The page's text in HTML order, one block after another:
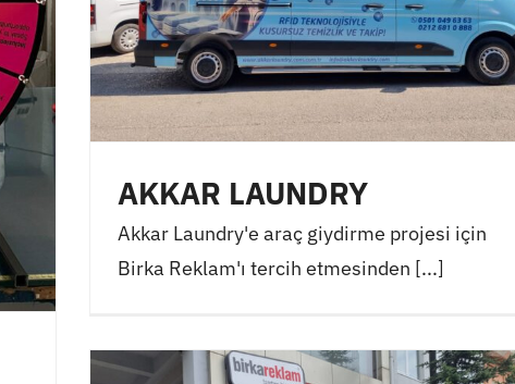
AKKAR LAUNDRY
Akkar Laundry'e araç giydirme projesi için
Birka Reklam'ı tercih etmesinden [...]